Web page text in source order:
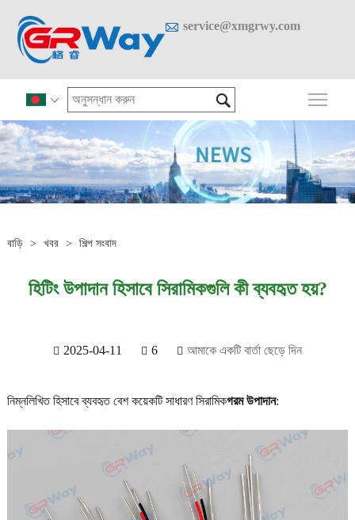
 service@xmgrwy.com
 
বাড়ি > খবর > শিল্প সংবাদ
হিটিং উপাদান হিসাবে সিরামিকগুলি কী ব্যবহৃত হয়?
2025-04-11 6 আমাকে একটি বার্তা ছেড়ে দিন
নিম্নলিখিত হিসাবে ব্যবহৃত বেশ কয়েকটি সাধারণ সিরামিকগরম উপাদান: